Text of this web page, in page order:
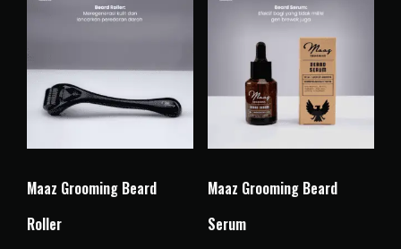
Maaz Grooming Beard
Roller
Maaz Grooming Beard
Serum